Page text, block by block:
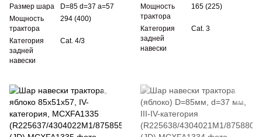
Размер шара
D=85 d=37 a=57
Мощность
трактора
294 (400)
Категория
задней
навески
Cat. 4/3
Мощность
трактора
165 (225)
Категория
задней
навески
Cat. 3